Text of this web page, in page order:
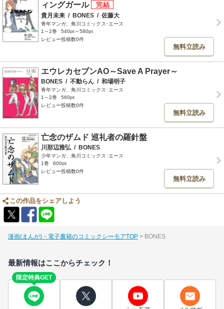
ィングガール
貴月未来 / BONES / 佐藤大
青年マンガ、角川コミックス･エース
1～2巻
540pt～580pt
レビュー投稿数0件
無料立読み
エウレカセブンAO～Save A Prayer～
BONES / 不動らん / 和場明子
青年マンガ、角川コミックス･エース
1～2巻
560pt
レビュー投稿数0件
無料立読み
亡念のザムド 巡礼者の羅針盤
川那辺雅弘 / BONES
少年マンガ、角川コミックス･エース
1巻
600pt
レビュー投稿数0件
無料立読み
この作品をシェアしよう
漫画(まんが)・電子書籍のコミックシーモアTOP BONES
最新情報はここからチェック！
限定特典GET